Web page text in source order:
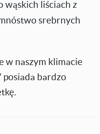
wąskich liściach z
srebrnych
w naszym klimacie
bardzo